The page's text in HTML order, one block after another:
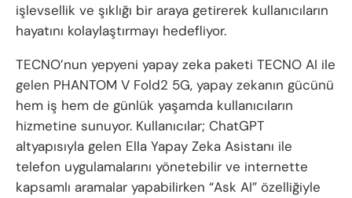
işlevsellik ve şıklığı bir araya getirerek kullanıcıların
hayatını kolaylaştırmayı hedefliyor.
TECNO’nun yepyeni yapay zeka paketi TECNO AI ile
gelen PHANTOM V Fold2 5G, yapay zekanın gücünü
hem iş hem de günlük yaşamda kullanıcıların
hizmetine sunuyor. Kullanıcılar; ChatGPT
altyapısıyla gelen Ella Yapay Zeka Asistanı ile
telefon uygulamalarını yönetebilir ve internette
kapsamlı aramalar yapabilirken “Ask AI” özelliğiyle